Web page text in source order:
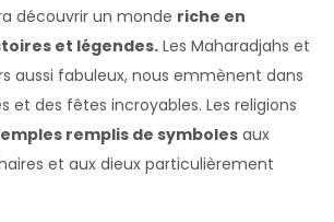
découvrir un monde riche en
et légendes. Les Maharadjahs et
aussi fabuleux, nous emmènent dans
et des fêtes incroyables. Les religions
remplis de symboles aux
et aux dieux particulièrement